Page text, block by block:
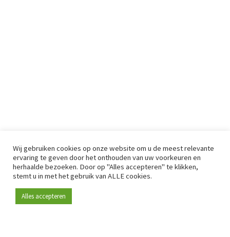
Wij gebruiken cookies op onze website om u de meest relevante
ervaring te geven door het onthouden van uw voorkeuren en
herhaalde bezoeken. Door op "Alles accepteren" te klikken,
stemt u in met het gebruik van ALLE cookies.
Alles accepteren